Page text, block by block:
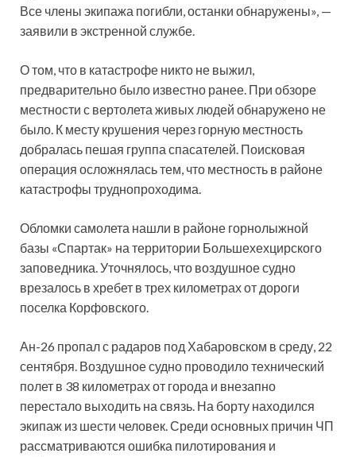
Все члены экипажа погибли, останки обнаружены», —
заявили в экстренной службе.
О том, что в катастрофе никто не выжил,
предварительно было известно ранее. При обзоре
местности с вертолета живых людей обнаружено не
было. К месту крушения через горную местность
добралась пешая группа спасателей. Поисковая
операция осложнялась тем, что местность в районе
катастрофы труднопроходима.
Обломки самолета нашли в районе горнолыжной
базы «Спартак» на территории Большехехцирского
заповедника. Уточнялось, что воздушное судно
врезалось в хребет в трех километрах от дороги
поселка Корфовского.
Ан-26 пропал с радаров под Хабаровском в среду, 22
сентября. Воздушное судно проводило технический
полет в 38 километрах от города и внезапно
перестало выходить на связь. На борту находился
экипаж из шести человек. Среди основных причин ЧП
рассматриваются ошибка пилотирования и